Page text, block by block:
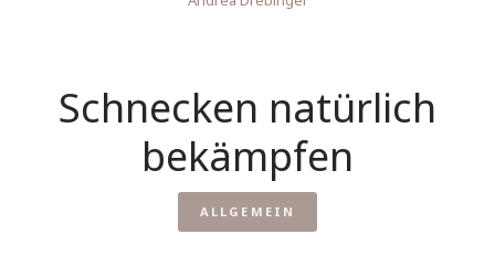
Schnecken natürlich
bekämpfen
ALLGEMEIN